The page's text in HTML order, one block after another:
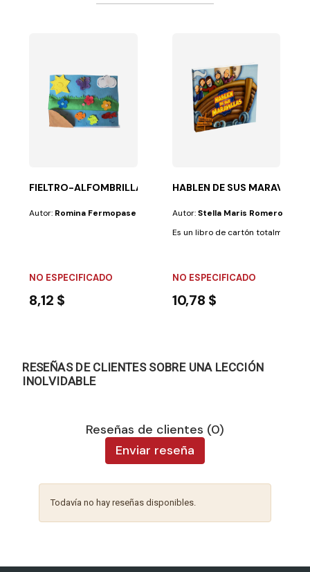
FIELTRO-ALFOMBRILLA DIDÁCTICA (BOTONES)
Autor: Romina Fermopase
NO ESPECIFICADO
8,12 $
HABLEN DE SUS MARAVILLAS
Autor:Stella Maris Romero
Es un libro de cartón totalmente
NO ESPECIFICADO
10,78 $
RESEÑAS DE CLIENTES SOBRE UNA LECCIÓN
INOLVIDABLE
Reseñas de clientes (0)
Enviar reseña
Todavía no hay reseñas disponibles.